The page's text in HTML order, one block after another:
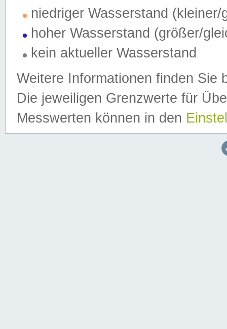
niedriger Wasserstand (kleiner/
hoher Wasserstand (größer/
kein aktueller Wasserstand
Weitere Informationen finden Sie
Die jeweiligen Grenzwerte für
Messwerten können in den